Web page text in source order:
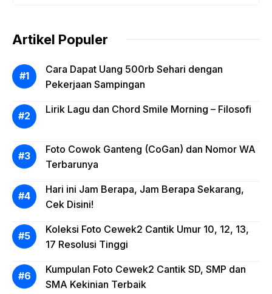
Artikel Populer
Cara Dapat Uang 500rb Sehari dengan
Pekerjaan Sampingan
Lirik Lagu dan Chord Smile Morning – Filosofi
Foto Cowok Ganteng (CoGan) dan Nomor WA
Terbarunya
Hari ini Jam Berapa, Jam Berapa Sekarang,
Cek Disini!
Koleksi Foto Cewek2 Cantik Umur 10, 12, 13,
17 Resolusi Tinggi
Kumpulan Foto Cewek2 Cantik SD, SMP dan
SMA Kekinian Terbaik